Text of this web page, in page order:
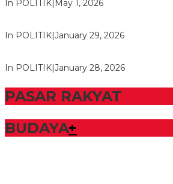
In POLITIK| May 1, 2026
In POLITIK|January 29, 2026
In POLITIK|January 28, 2026
PASAR RAKYAT
BUDAYA+